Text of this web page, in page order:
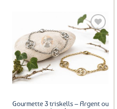
variations.
Les
options
peuvent
être
sur
Ajouter
aux
favoris
Gourmette 3 triskells – Argent ou